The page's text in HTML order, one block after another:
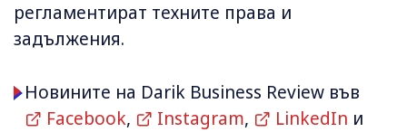
регламентират техните права и
задължения.
Новините на Darik Business Review във
Facebook, Instagram, LinkedIn и